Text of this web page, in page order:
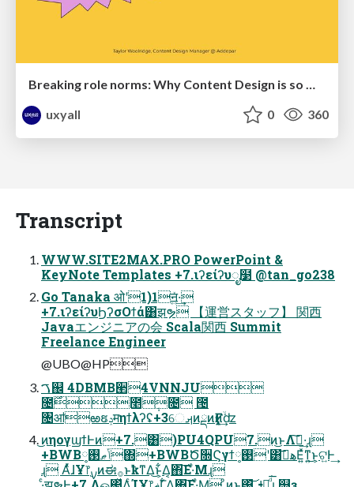
uxyall
0 360
Transcript
WWW.SITE2MAX.PRO PowerPoint &
KeyNote Templates +7.ιʔείʔυೖ໳ @tan_go238
Go Tanaka ओʹ1)1ॻ͍ͯ·͢
+7.ιʔείʔυϦʔσΟϯά͸झຯ 【運営スタッフ】 関西
Javaエンジニアの会 Scala関西 Summit
Freelance Engineer
@UBO@HP
ࠂ஌ 4DBMBؔ੢4VNNJU
೔࣌೥݄೔ ౔
৔ॴఱຬݚमηϯλʔʢ+3େࡕͷྡͷӺͷ͙ۙ͘͢ʣ
͜ͷηογϣϯͰͷ+7.͸)PU4QPU7.ͷ͜ͱΛࢦ͠·͢ɻ
+BWBݴޠ࢓༷΍+BWBԾ૝Ϛγϯ࢓༷ʹ͸هࡌ͞Ε͍ͯͳ͍͜ͱ͕ଟ͍Ͱ͢
ɻ ΑͬͯɺҰ෦࣮ࡍͷಈ࡞ͱҟͳΔ͜ͱ͕͋Δ͔΋͠Ε·ͤΜɻ